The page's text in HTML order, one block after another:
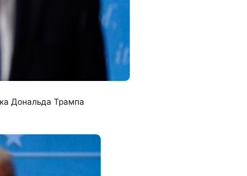
Дональда Трампа